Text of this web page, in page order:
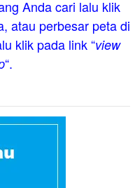
Anda cari lalu klik
atau perbesar peta di
klik pada link “view
“.